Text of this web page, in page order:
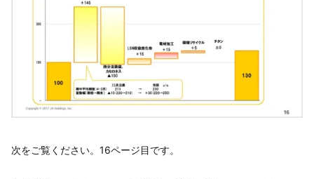
次をご覧ください。16ページ目です。